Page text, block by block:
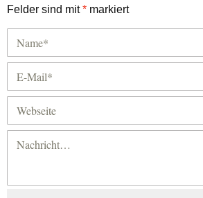
Felder sind mit* markiert